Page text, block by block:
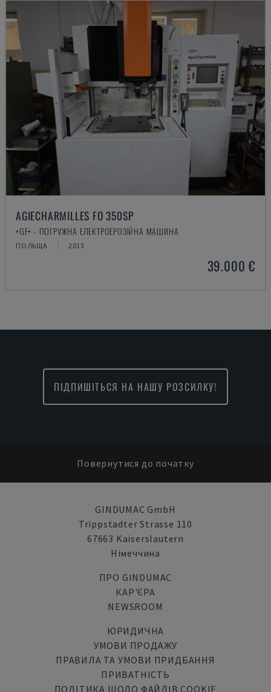
AGIECHARMILLES FO 350SP
+GF+ - ПОГРУЖНА ЕЛЕКТРОЕРОЗІЙНА МАШИНА
ПОЛЬЩА 2013
39.000 €
ПІДПИШІТЬСЯ НА НАШУ РОЗСИЛКУ!
Повернутися до початку
GINDUMAC GmbH
Trippstadter Strasse 110
67663 Kaiserslautern
Німеччина
ПРО GINDUMAC
КАР'ЄРА
NEWSROOM
ЮРИДИЧНА
УМОВИ ПРОДАЖУ
ПРАВИЛА ТА УМОВИ ПРИДБАННЯ
ПРИВАТНІСТЬ
ПОЛІТИКА ЩОДО ФАЙЛІВ COOKIE